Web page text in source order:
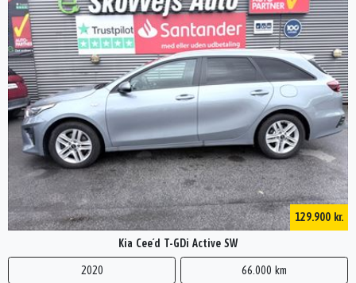
129.900 kr.
Kia Cee´d T-GDi Active SW
2020 66.000 km